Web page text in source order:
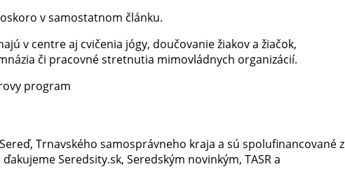
v samostatnom článku.
v centre aj cvičenia jógy, doučovanie žiakov a žiačok,
či pracovné stretnutia mimovládnych organizácií.
Trnavského samosprávneho kraja a sú spolufinancované z
Seredsity.sk, Seredským novinkým, TASR a